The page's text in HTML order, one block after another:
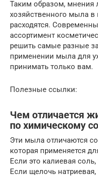
Таким образом, мнения
хозяйственного мыла в
расходятся.
ассортимент
решить самые разные
применении мыла для
принимать только вам.
Полезные ссылки:
Чем отличается
по химическому
Эти мыла отличаются
которая применяется
Если это калиевая
Если щелочь